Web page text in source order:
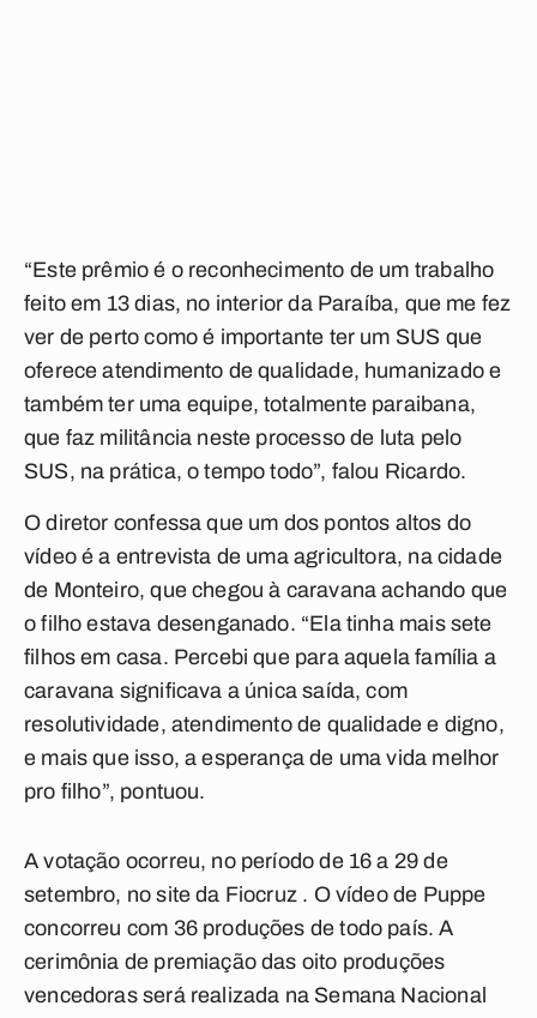
“Este prêmio é o reconhecimento de um trabalho
feito em 13 dias, no interior da Paraíba, que me fez
ver de perto como é importante ter um SUS que
oferece atendimento de qualidade, humanizado e
também ter uma equipe, totalmente paraibana,
que faz militância neste processo de luta pelo
SUS, na prática, o tempo todo”, falou Ricardo.
O diretor confessa que um dos pontos altos do
vídeo é a entrevista de uma agricultora, na cidade
de Monteiro, que chegou à caravana achando que
o filho estava desenganado. “Ela tinha mais sete
filhos em casa. Percebi que para aquela família a
caravana significava a única saída, com
resolutividade, atendimento de qualidade e digno,
e mais que isso, a esperança de uma vida melhor
pro filho”, pontuou.
A votação ocorreu, no período de 16 a 29 de
setembro, no site da Fiocruz . O vídeo de Puppe
concorreu com 36 produções de todo país. A
cerimônia de premiação das oito produções
vencedoras será realizada na Semana Nacional